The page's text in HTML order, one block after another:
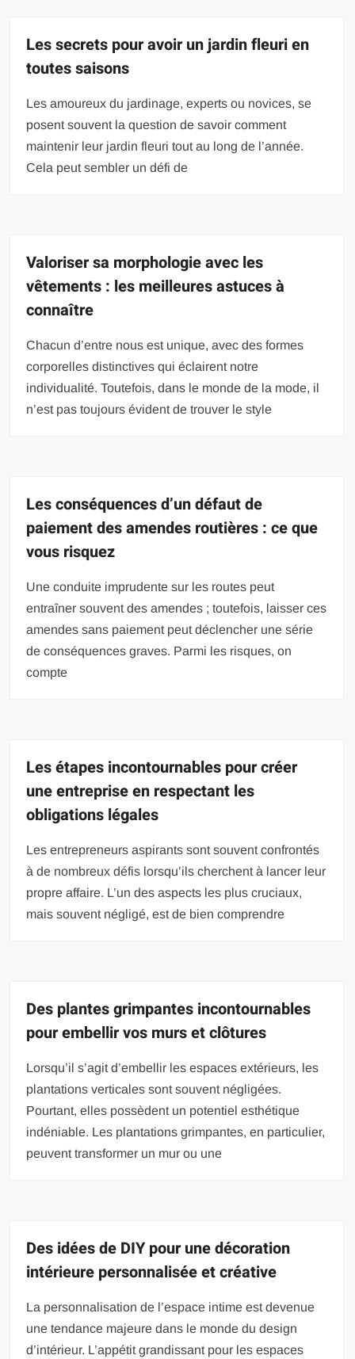
Les secrets pour avoir un jardin fleuri en
toutes saisons
Les amoureux du jardinage, experts ou novices, se
posent souvent la question de savoir comment
maintenir leur jardin fleuri tout au long de l’année.
Cela peut sembler un défi de
Valoriser sa morphologie avec les
vêtements : les meilleures astuces à
connaître
Chacun d’entre nous est unique, avec des formes
corporelles distinctives qui éclairent notre
individualité. Toutefois, dans le monde de la mode, il
n’est pas toujours évident de trouver le style
Les conséquences d’un défaut de
paiement des amendes routières : ce que
vous risquez
Une conduite imprudente sur les routes peut
entraîner souvent des amendes ; toutefois, laisser ces
amendes sans paiement peut déclencher une série
de conséquences graves. Parmi les risques, on
compte
Les étapes incontournables pour créer
une entreprise en respectant les
obligations légales
Les entrepreneurs aspirants sont souvent confrontés
à de nombreux défis lorsqu’ils cherchent à lancer leur
propre affaire. L’un des aspects les plus cruciaux,
mais souvent négligé, est de bien comprendre
Des plantes grimpantes incontournables
pour embellir vos murs et clôtures
Lorsqu’il s’agit d’embellir les espaces extérieurs, les
plantations verticales sont souvent négligées.
Pourtant, elles possèdent un potentiel esthétique
indéniable. Les plantations grimpantes, en particulier,
peuvent transformer un mur ou une
Des idées de DIY pour une décoration
intérieure personnalisée et créative
La personnalisation de l’espace intime est devenue
une tendance majeure dans le monde du design
d’intérieur. L’appétit grandissant pour les espaces